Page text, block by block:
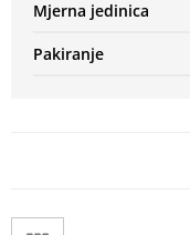
Mjerna jedinica
Pakiranje